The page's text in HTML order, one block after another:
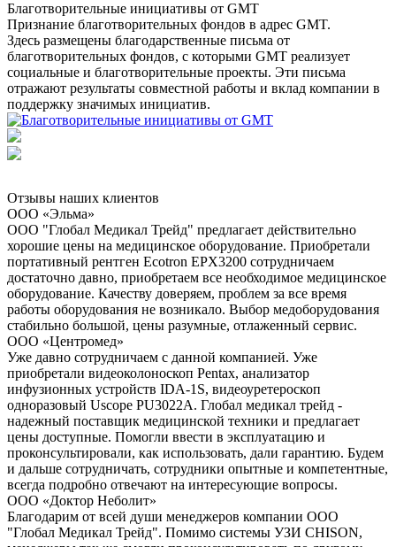
Благотворительные инициативы от GMT
Признание благотворительных фондов в адрес GMT.
Здесь размещены благодарственные письма от
благотворительных фондов, с которыми GMT реализует
социальные и благотворительные проекты. Эти письма
отражают результаты совместной работы и вклад компании в
поддержку значимых инициатив.
Отзывы наших клиентов
ООО «Эльма»
ООО "Глобал Медикал Трейд" предлагает действительно
хорошие цены на медицинское оборудование. Приобретали
портативный рентген Ecotron EPX3200 сотрудничаем
достаточно давно, приобретаем все необходимое медицинское
оборудование. Качеству доверяем, проблем за все время
работы оборудования не возникало. Выбор медоборудования
стабильно большой, цены разумные, отлаженный сервис.
ООО «Центромед»
Уже давно сотрудничаем с данной компанией. Уже
приобретали видеоколоноскоп Pentax, анализатор
инфузионных устройств IDA-1S, видеоуретероскоп
одноразовый Uscope PU3022A. Глобал медикал трейд -
надежный поставщик медицинской техники и предлагает
цены доступные. Помогли ввести в эксплуатацию и
проконсультировали, как использовать, дали гарантию. Будем
и дальше сотрудничать, сотрудники опытные и компетентные,
всегда подробно отвечают на интересующие вопросы.
ООО «Доктор Неболит»
Благодарим от всей души менеджеров компании ООО
"Глобал Медикал Трейд". Помимо системы УЗИ CHISON,